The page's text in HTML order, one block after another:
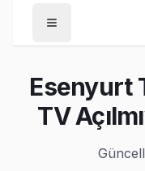
/Esenyurt
/Toshiba
Son Güncelleme:
Esenyurt
TV